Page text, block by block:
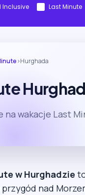
Inclusive Last Minute
›Hurghada
na wakacje Last
w Hurghadzie
nad